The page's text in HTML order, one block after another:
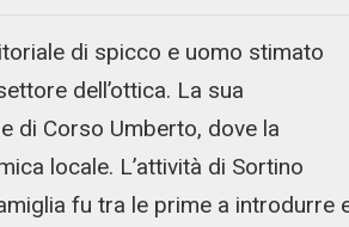
di spicco e uomo stimato
dell’ottica. La sua
di Corso Umberto, dove la
locale. L’attività di Sortino
fu tra le prime a introdurre